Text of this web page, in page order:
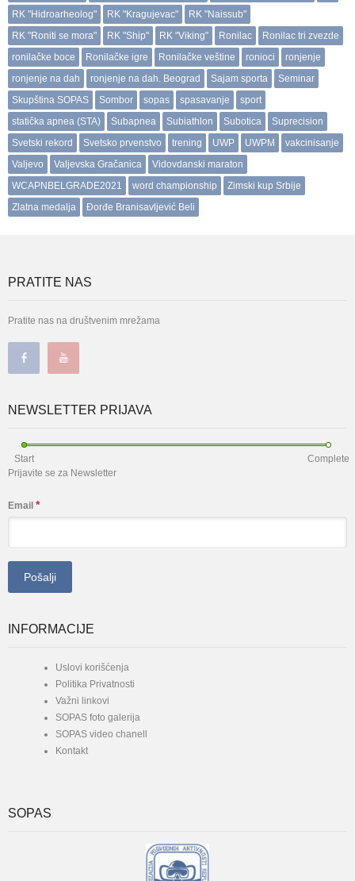
RK "Hidroarheolog"
RK "Kragujevac"
RK "Naissub"
RK "Roniti se mora"
RK "Ship" RK "Viking" Ronilac
Ronilac tri zvezde
ronilačke boce
Ronilačke igre Ronilačke veštine ronioci
ronjenje
ronjenje na dah
ronjenje na dah. Beograd Sajam sporta
Seminar
Skupština SOPAS
Sombor sopas spasavanje
sport
statička apnea (STA)
Subapnea Subiathlon Subotica
Suprecision
Svetski rekord
Svetsko prvenstvo trening UWP UWPM
vakcinisanje
Valjevo
Valjevska Gračanica
Vidovdanski maraton
WCAPNBELGRADE2021
word championship
Zimski kup Srbije
Zlatna medalja
Đorđe Branisavljević Beli
PRATITE NAS
Pratite nas na društvenim mrežama
NEWSLETTER PRIJAVA
Start
Complete
Prijavite se za Newsletter
Email *
INFORMACIJE
Uslovi korišćenja
Politika Privatnosti
Važni linkovi
SOPAS foto galerija
SOPAS video chanell
Kontakt
SOPAS